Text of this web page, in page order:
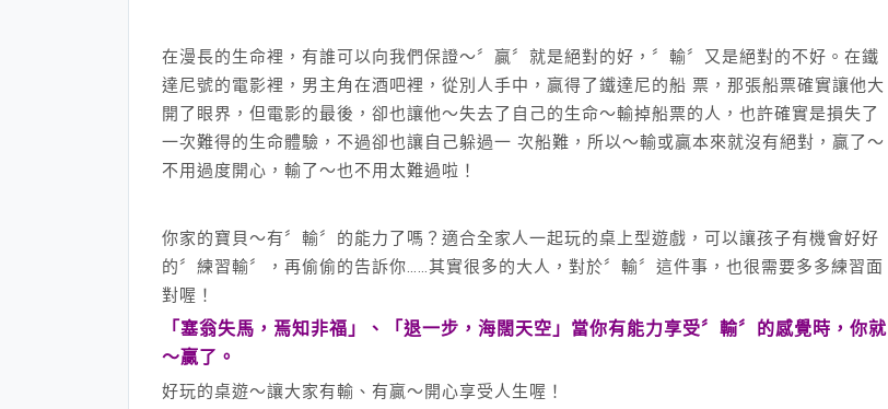
在漫長的生命裡，有誰可以向我們保證～〞贏〞就是絕對的好，〞輸〞又是絕對的不好。在鐵
達尼號的電影裡，男主角在酒吧裡，從別人手中，贏得了鐵達尼的船 票，那張船票確實讓他大
開了眼界，但電影的最後，卻也讓他～失去了自己的生命～輸掉船票的人，也許確實是損失了
一次難得的生命體驗，不過卻也讓自己躲過一 次船難，所以～輸或贏本來就沒有絕對，贏了～
不用過度開心，輸了～也不用太難過啦！
你家的寶貝～有〞輸〞的能力了嗎？適合全家人一起玩的桌上型遊戲，可以讓孩子有機會好好
的〞練習輸〞，再偷偷的告訴你……其實很多的大人，對於〞輸〞這件事，也很需要多多練習面
對喔！
「塞翁失馬，焉知非福」、「退一步，海闊天空」當你有能力享受〞輸〞的感覺時，你就
～贏了。
好玩的桌遊～讓大家有輸、有贏～開心享受人生喔！